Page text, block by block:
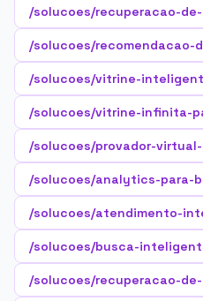
/solucoes/recuperacao-
/solucoes/recomendacao-
/solucoes/vitrine-
/solucoes/vitrine-infinita-
/solucoes/provador-
/solucoes/analytics-para-
/solucoes/atendimento-
/solucoes/busca-
/solucoes/recuperacao-